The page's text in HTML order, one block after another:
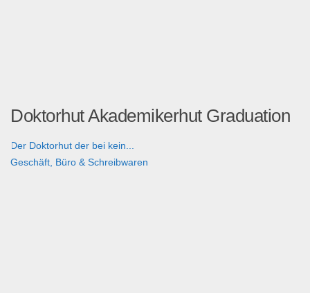
Doktorhut Akademikerhut Graduation
Der Doktorhut der bei kein...
Geschäft, Büro & Schreibwaren